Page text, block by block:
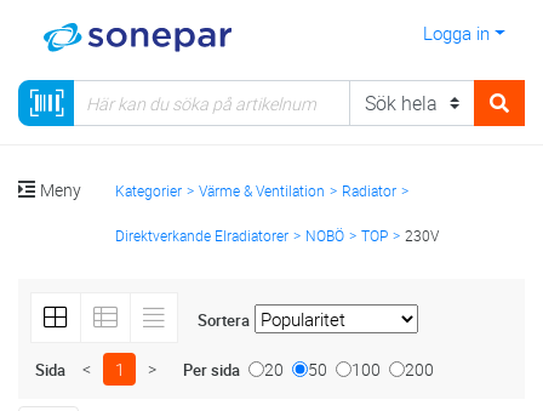
Logga in
Meny Kategorier Värme & Ventilation Radiator
Direktverkande Elradiatorer NOBÖ TOP 230V
Sortera
Sida < 1 > Per sida 20 50 100 200